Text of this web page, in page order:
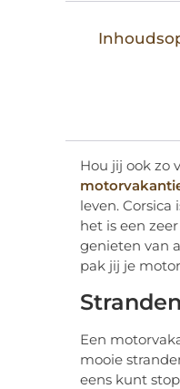
Hou jij ook zo
leven.
het is een
genieten van
pak jij je
Een
mooie
eens kunt